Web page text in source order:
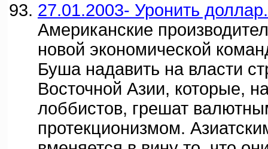
27.01.2003- Уронить доллар.
Американские
новой экономической
Буша надавить на власти
Восточной Азии, которые,
лоббистов, грешат
протекционизмом.